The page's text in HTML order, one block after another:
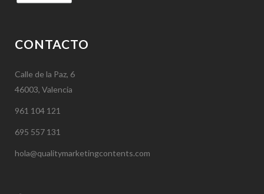
CONTACTO
Calle de la Paz, 6
46003, Valencia
961 104 121
695 557 131
hola@qualitymarketingcontents.com